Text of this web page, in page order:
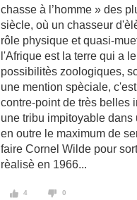
chasse à l’homme » des
siècle, où un chasseur
rôle physique et quasi-
l'Afrique est la terre qui a
possibilitès zoologiques,
une mention spèciale,
contre-point de très belles
une tribu impitoyable
en outre le maximum de
faire Cornel Wilde pour
rèalisè en 1966...
4 0